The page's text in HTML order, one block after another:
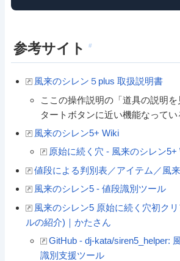
参考サイト #
風来のシレン５plus 取扱説明書
ここの操作説明の「道具の説明
タートボタンに近い機能なってい
風来のシレン5+ Wiki
原始に続く穴 - 風来のシレン5+
値段による判別表／アイテム／風
風来のシレン5 - 値段識別ツール
風来のシレン5 原始に続く穴初ク
ルの紹介)｜かたさん
GitHub - dj-kata/siren5_helper:
識別支援ツール